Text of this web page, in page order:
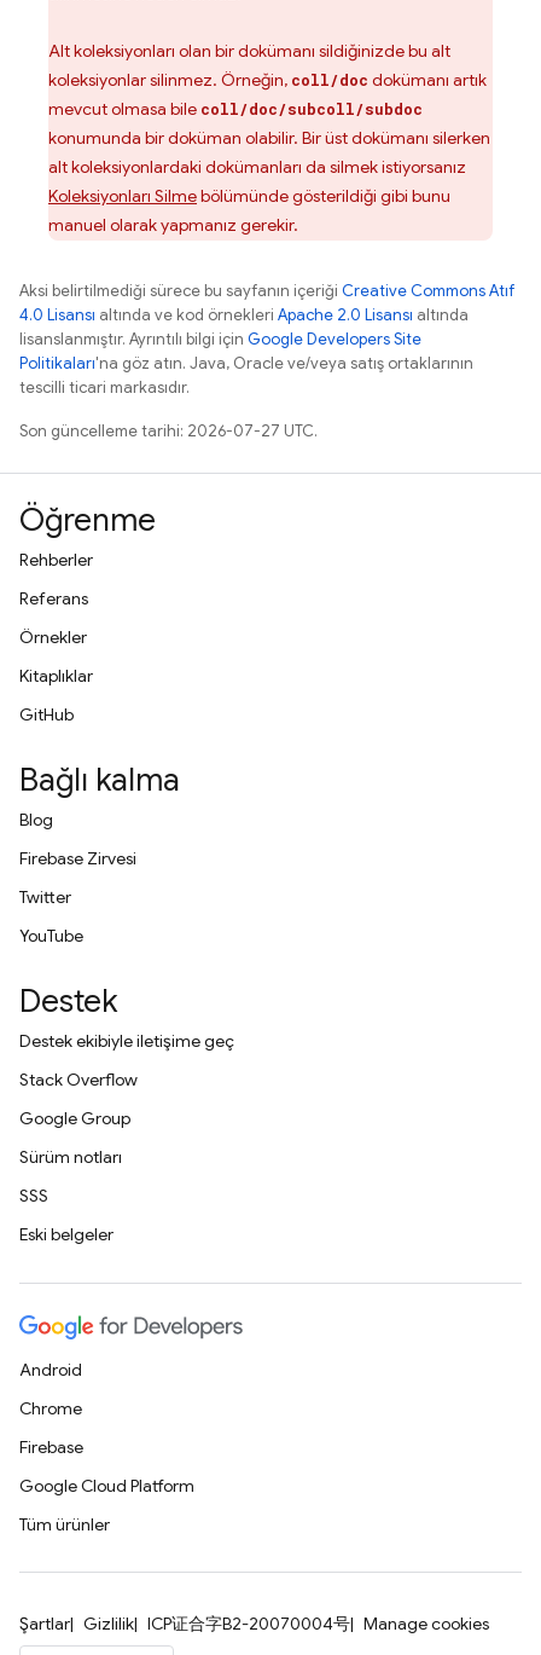
Alt koleksiyonları olan bir dokümanı sildiğinizde bu alt
koleksiyonlar silinmez. Örneğin, coll/doc dokümanı artık
mevcut olmasa bile coll/doc/subcoll/subdoc
konumunda bir doküman olabilir. Bir üst dokümanı silerken
alt koleksiyonlardaki dokümanları da silmek istiyorsanız
Koleksiyonları Silmebölümünde gösterildiği gibi bunu
manuel olarak yapmanız gerekir.
Aksi belirtilmediği sürece bu sayfanın içeriği Creative Commons Atıf
4.0 Lisansı altında ve kod örnekleri Apache 2.0 Lisansı altında
lisanslanmıştır. Ayrıntılı bilgi için Google Developers Site
Politikaları'na göz atın. Java, Oracle ve/veya satış ortaklarının
tescilli ticari markasıdır.
Son güncelleme tarihi: 2026-07-27 UTC.
Öğrenme
Rehberler
Referans
Örnekler
Kitaplıklar
GitHub
Bağlı kalma
Blog
Firebase Zirvesi
Twitter
YouTube
Destek
Destek ekibiyle iletişime geç
Stack Overflow
Google Group
Sürüm notları
SSS
Eski belgeler
Android
Chrome
Firebase
Google Cloud Platform
Tüm ürünler
Şartlar Gizlilik ICP证合字B2-20070004号 Manage cookies